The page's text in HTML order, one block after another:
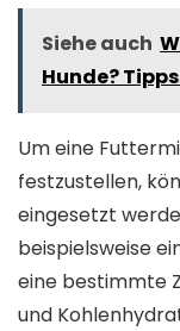
Siehe auch
Hunde?
Um eine
festzustellen,
eingesetzt
beispielsweise
eine bestimmte
und